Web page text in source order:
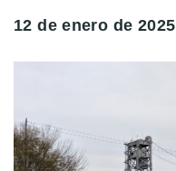
12 de enero de 2025